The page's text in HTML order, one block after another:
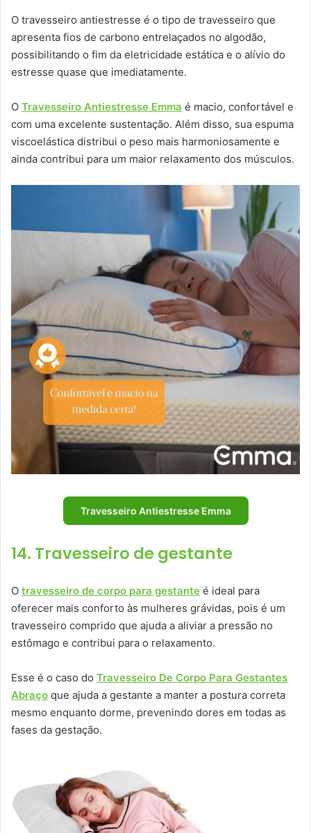
O travesseiro antiestresse é o tipo de travesseiro que
apresenta fios de carbono entrelaçados no algodão,
possibilitando o fim da eletricidade estática e o alívio do
estresse quase que imediatamente.
O Travesseiro Antiestresse Emma é macio, confortável e
com uma excelente sustentação. Além disso, sua espuma
viscoelástica distribui o peso mais harmoniosamente e
ainda contribui para um maior relaxamento dos músculos.
Travesseiro Antiestresse Emma
14. Travesseiro de gestante
O travesseiro de corpo para gestante é ideal para
oferecer mais conforto às mulheres grávidas, pois é um
travesseiro comprido que ajuda a aliviar a pressão no
estômago e contribui para o relaxamento.
Esse é o caso do Travesseiro De Corpo Para Gestantes
Abraço que ajuda a gestante a manter a postura correta
mesmo enquanto dorme, prevenindo dores em todas as
fases da gestação.